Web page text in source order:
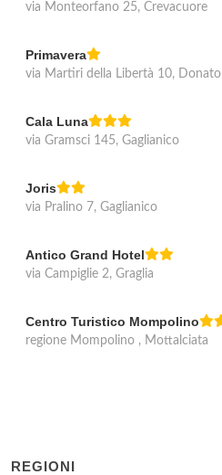
via Monteorfano 25, Crevacuore
Primavera
via Martiri della Libertà 10, Donato
Cala Luna
via Gramsci 145, Gaglianico
Joris
via Pralino 7, Gaglianico
Antico Grand Hotel
via Campiglie 2, Graglia
Centro Turistico Mompolino
regione Mompolino , Mottalciata
REGIONI